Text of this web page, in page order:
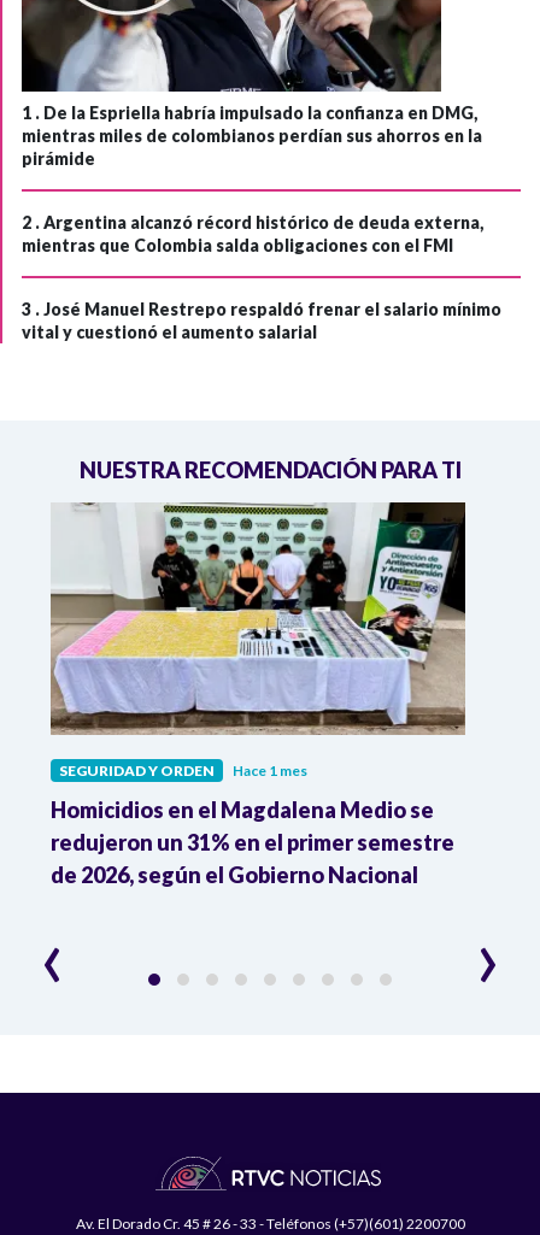
1 . De la Espriella habría impulsado la confianza en DMG,
mientras miles de colombianos perdían sus ahorros en la
pirámide
2 .Argentina alcanzó récord histórico de deuda externa,
mientras que Colombia salda obligaciones con el FMI
3 .José Manuel Restrepo respaldó frenar el salario mínimo
vital y cuestionó el aumento salarial
NUESTRA RECOMENDACIÓN PARA TI
SEGURIDAD Y ORDEN Hace 1 mes
Homicidios en el Magdalena Medio se
redujeron un 31% en el primer semestre
de 2026, según el Gobierno Nacional
‹ ›
Av. El Dorado Cr. 45 # 26 - 33 - Teléfonos (+57)(601) 2200700